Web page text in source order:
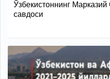
Ўзбекистоннинг
савдоси